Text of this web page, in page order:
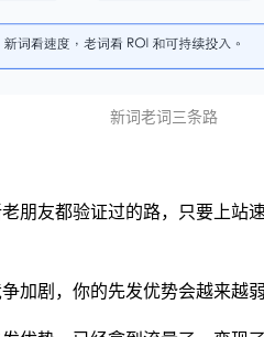
新词老词三条路
朋友都验证过的路，只要上站
加剧，你的先发优势会越来越